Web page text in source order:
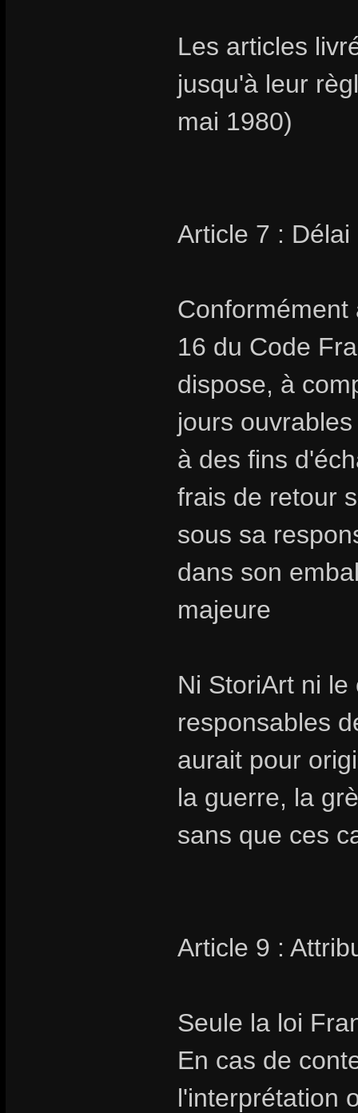
Les articles
jusqu'à leur
mai 1980)
Article 7 :
Conformément
16 du Code
dispose, à
jours
à des fins
frais de retour
sous sa
dans son
majeure
Ni StoriArt ni
responsables
aurait pour
la guerre, la
sans que ces
Article 9 :
Seule la loi
En cas de
l'interprétation